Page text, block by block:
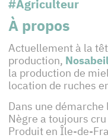
#Agriculteur
À propos
Actuellement à la
production,
la production de
location de ruches
Dans une
Nègre a toujours
Produit en Île-de-